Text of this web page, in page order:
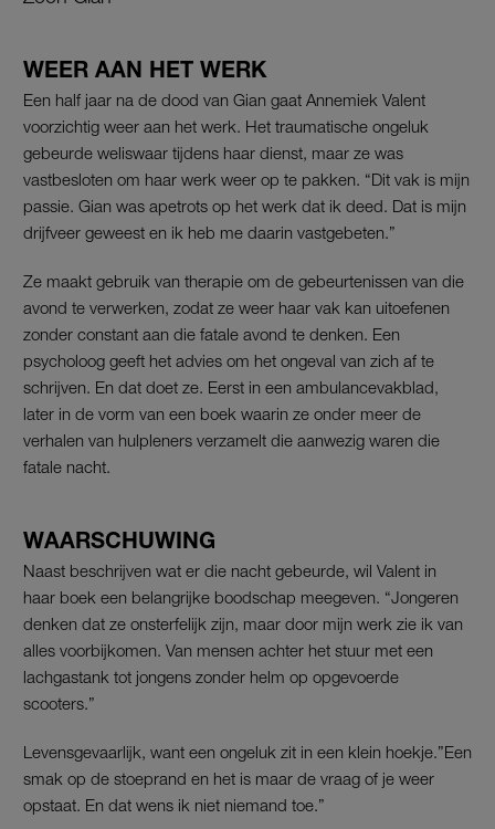
WEER AAN HET WERK
Een half jaar na de dood van Gian gaat Annemiek Valent
voorzichtig weer aan het werk. Het traumatische ongeluk
gebeurde weliswaar tijdens haar dienst, maar ze was
vastbesloten om haar werk weer op te pakken. “Dit vak is mijn
passie. Gian was apetrots op het werk dat ik deed. Dat is mijn
drijfveer geweest en ik heb me daarin vastgebeten.”
Ze maakt gebruik van therapie om de gebeurtenissen van die
avond te verwerken, zodat ze weer haar vak kan uitoefenen
zonder constant aan die fatale avond te denken. Een
psycholoog geeft het advies om het ongeval van zich af te
schrijven. En dat doet ze. Eerst in een ambulancevakblad,
later in de vorm van een boek waarin ze onder meer de
verhalen van hulpleners verzamelt die aanwezig waren die
fatale nacht.
WAARSCHUWING
Naast beschrijven wat er die nacht gebeurde, wil Valent in
haar boek een belangrijke boodschap meegeven. “Jongeren
denken dat ze onsterfelijk zijn, maar door mijn werk zie ik van
alles voorbijkomen. Van mensen achter het stuur met een
lachgastank tot jongens zonder helm op opgevoerde
scooters.”
Levensgevaarlijk, want een ongeluk zit in een klein hoekje.”Een
smak op de stoeprand en het is maar de vraag of je weer
opstaat. En dat wens ik niet niemand toe.”